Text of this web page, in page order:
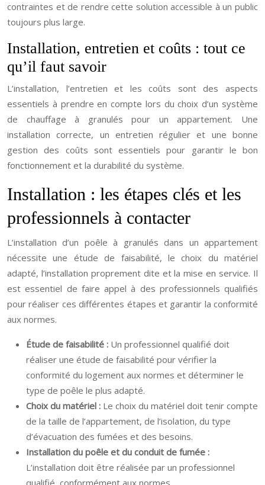
contraintes et de rendre cette solution accessible à un public
toujours plus large.
Installation, entretien et coûts : tout ce
qu’il faut savoir
L’installation, l’entretien et les coûts sont des aspects
essentiels à prendre en compte lors du choix d’un système
de chauffage à granulés pour un appartement. Une
installation correcte, un entretien régulier et une bonne
gestion des coûts sont essentiels pour garantir le bon
fonctionnement et la durabilité du système.
Installation : les étapes clés et les
professionnels à contacter
L’installation d’un poêle à granulés dans un appartement
nécessite une étude de faisabilité, le choix du matériel
adapté, l’installation proprement dite et la mise en service. Il
est essentiel de faire appel à des professionnels qualifiés
pour réaliser ces différentes étapes et garantir la conformité
aux normes.
Étude de faisabilité : Un professionnel qualifié doit
réaliser une étude de faisabilité pour vérifier la
conformité du logement aux normes et déterminer le
type de poêle le plus adapté.
Choix du matériel : Le choix du matériel doit tenir compte
de la taille de l’appartement, de l’isolation, du type
d’évacuation des fumées et des besoins.
Installation du poêle et du conduit de fumée :
L’installation doit être réalisée par un professionnel
qualifié, conformément aux normes.